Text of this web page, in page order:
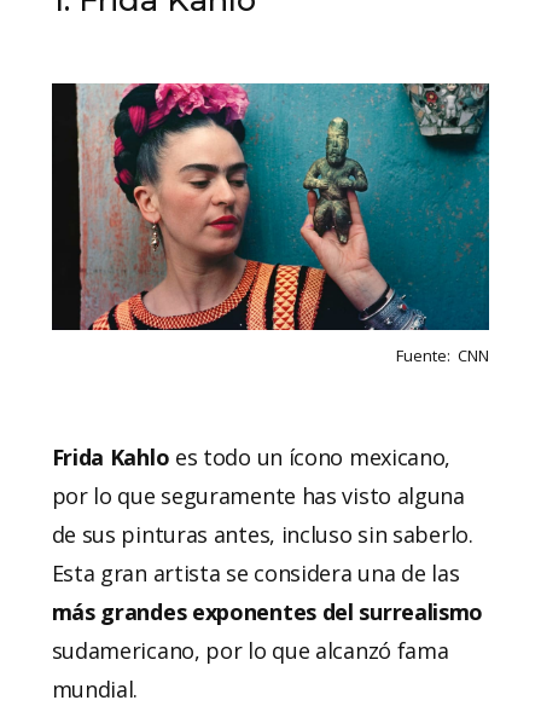
Fuente: CNN
Frida Kahlo es todo un ícono mexicano,
por lo que seguramente has visto alguna
de sus pinturas antes, incluso sin saberlo.
Esta gran artista se considera una de las
más grandes exponentes del surrealismo
sudamericano, por lo que alcanzó fama
mundial.